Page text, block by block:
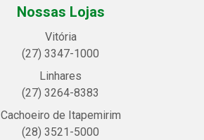
Nossas Lojas
Vitória
(27) 3347-1000
Linhares
(27) 3264-8383
Cachoeiro de Itapemirim
(28) 3521-5000